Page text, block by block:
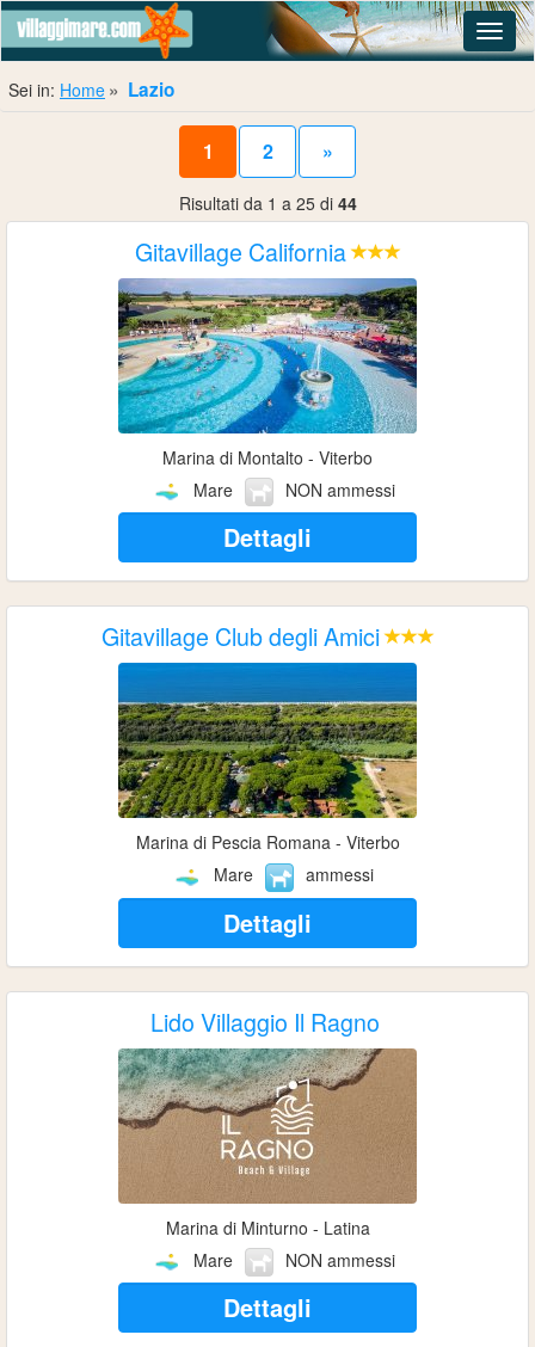
Sei in: Home Lazio
1 2 »
Risultati da 1 a 25 di 44
Gitavillage California
Marina di Montalto - Viterbo
Mare
NON ammessi
Dettagli
Gitavillage Club degli Amici
Marina di Pescia Romana - Viterbo
Mare
ammessi
Dettagli
Lido Villaggio Il Ragno
Marina di Minturno - Latina
Mare
NON ammessi
Dettagli